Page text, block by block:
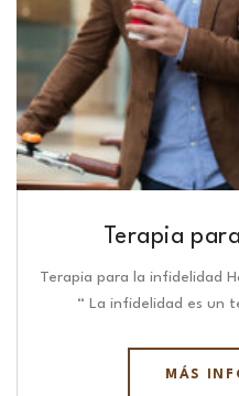
Terapia
Terapia para la infidelidad
“ La infidelidad es un
MÁS